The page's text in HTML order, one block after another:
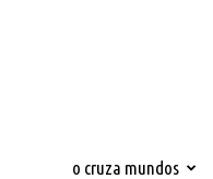
o cruza mundos